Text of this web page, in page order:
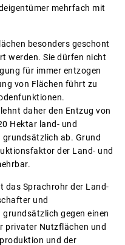
mehrfach mit
besonders geschont
werden. Sie dürfen nicht
für immer entzogen
von Flächen führt zu
daher den Entzug von
Hektar land- und
ab. Grund
der Land- und
das Sprachrohr der Land-
und
gegen einen
privater Nutzflächen und
und der